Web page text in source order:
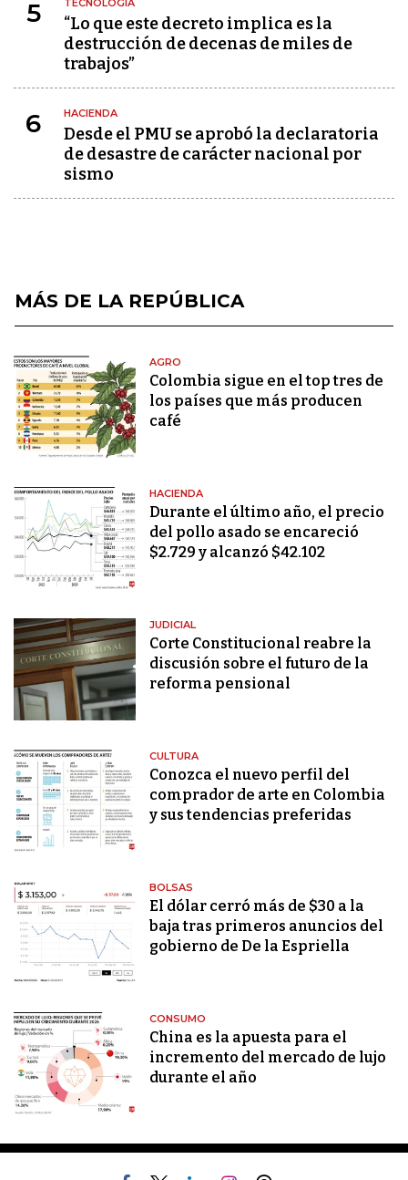
5 TECNOLOGÍA
“Lo que este decreto implica es la
destrucción de decenas de miles de
trabajos”
6 HACIENDA
Desde el PMU se aprobó la declaratoria
de desastre de carácter nacional por
sismo
MÁS DE LA REPÚBLICA
AGRO
Colombia sigue en el top tres de
los países que más producen
café
HACIENDA
Durante el último año, el precio
del pollo asado se encareció
$2.729 y alcanzó $42.102
JUDICIAL
Corte Constitucional reabre la
discusión sobre el futuro de la
reforma pensional
CULTURA
Conozca el nuevo perfil del
comprador de arte en Colombia
y sus tendencias preferidas
BOLSAS
El dólar cerró más de $30 a la
baja tras primeros anuncios del
gobierno de De la Espriella
CONSUMO
China es la apuesta para el
incremento del mercado de lujo
durante el año